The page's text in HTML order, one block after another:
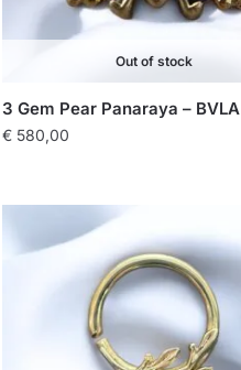
Out of stock
3 Gem Pear Panaraya – BVLA
€580,00